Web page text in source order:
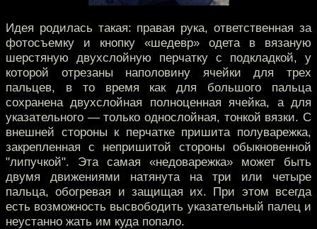
Идея родилась такая: правая рука, ответственная за
фотосъемку и кнопку «шедевр» одета в вязаную
шерстяную двухслойную перчатку с подкладкой, у
которой отрезаны наполовину ячейки для трех
пальцев, в то время как для большого пальца
сохранена двухслойная полноценная ячейка, а для
указательного — только однослойная, тонкой вязки. С
внешней стороны к перчатке пришита полуварежка,
закрепленная с непришитой стороны обыкновенной
"липучкой". Эта самая «недоварежка» может быть
двумя движениями натянута на три или четыре
пальца, обогревая и защищая их. При этом всегда
есть возможность высвободить указательный палец и
неустанно жать им куда попало.